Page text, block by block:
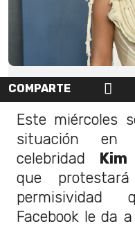
COMPARTE
Este miércoles
situación en
celebridad Kim
que
permisividad
Facebook le da